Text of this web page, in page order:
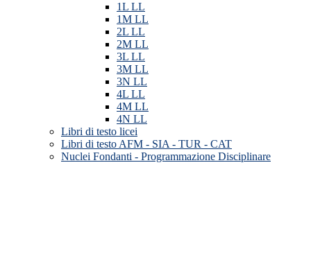
1L LL
1M LL
2L LL
2M LL
3L LL
3M LL
3N LL
4L LL
4M LL
4N LL
Libri di testo licei
Libri di testo AFM - SIA - TUR - CAT
Nuclei Fondanti - Programmazione Disciplinare